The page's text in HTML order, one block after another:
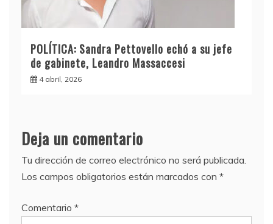
POLÍTICA: Sandra Pettovello echó a su jefe
de gabinete, Leandro Massaccesi
4 abril, 2026
Deja un comentario
Tu dirección de correo electrónico no será publicada.
Los campos obligatorios están marcados con *
Comentario *